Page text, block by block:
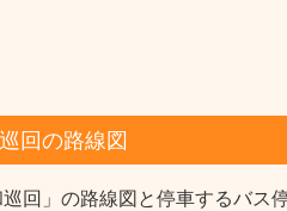
回の路線図
巡回」の路線図と停車するバス